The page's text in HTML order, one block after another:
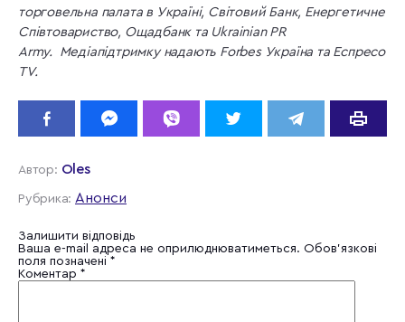
торговельна палата в Україні, Світовий Банк, Енергетичне
Співтовариство, Ощадбанк та Ukrainian PR
Army. Медіапідтримку надають Forbes Україна та Еспресо
ТV.
Автор: Oles
Рубрика: Анонси
Залишити відповідь
Ваша e-mail адреса не оприлюднюватиметься. Обов’язкові
поля позначені *
Коментар *